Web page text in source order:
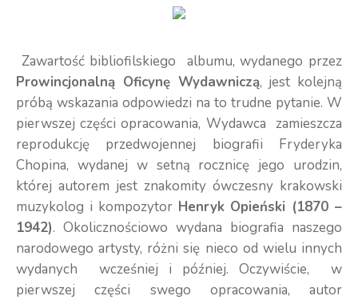
Zawartość bibliofilskiego albumu, wydanego przez
Prowincjonalną Oficynę Wydawniczą, jest kolejną
próbą wskazania odpowiedzi na to trudne pytanie. W
pierwszej części opracowania, Wydawca zamieszcza
reprodukcję przedwojennej biografii Fryderyka
Chopina, wydanej w setną rocznicę jego urodzin,
której autorem jest znakomity ówczesny krakowski
muzykolog i kompozytor Henryk Opieński (1870 –
1942). Okolicznościowo wydana biografia naszego
narodowego artysty, różni się nieco od wielu innych
wydanych wcześniej i później. Oczywiście, w
pierwszej części swego opracowania, autor